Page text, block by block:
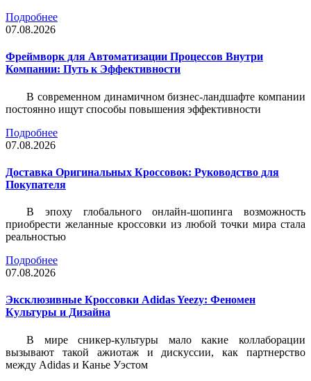
Подробнее
07.08.2026
Фреймворк для Автоматизации Процессов Внутри
Компании: Путь к Эффективности
В современном динамичном бизнес-ландшафте компании
постоянно ищут способы повышения эффективности
Подробнее
07.08.2026
Доставка Оригинальных Кроссовок: Руководство для
Покупателя
В эпоху глобального онлайн-шопинга возможность
приобрести желанные кроссовки из любой точки мира стала
реальностью
Подробнее
07.08.2026
Эксклюзивные Кроссовки Adidas Yeezy: Феномен
Культуры и Дизайна
В мире сникер-культуры мало какие коллаборации
вызывают такой ажиотаж и дискуссии, как партнерство
между Adidas и Канье Уэстом